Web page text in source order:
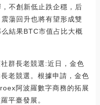
不創新低止跌企穩，后
蕩回升也將有望形成雙
結果BTC市值占比大概
群長老競選:近日，金色
老競選。根據申請，金色
阿波羅數字商務的拓展
平臺發展。